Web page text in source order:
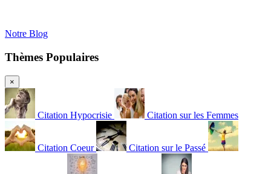
Notre Blog
Thèmes Populaires
×
Citation Hypocrisie Citation sur les Femmes
Citation Coeur Citation sur le Passé